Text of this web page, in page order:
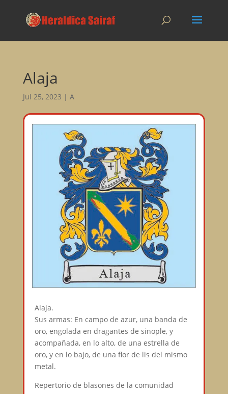
Alaja
Jul 25, 2023 | A
Alaja.
Sus armas: En campo de azur, una banda de
oro, engolada en dragantes de sinople, y
acompañada, en lo alto, de una estrella de
oro, y en lo bajo, de una flor de lis del mismo
metal.
Repertorio de blasones de la comunidad